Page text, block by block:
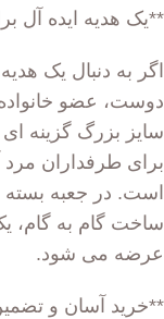
**یک هدیه ایده آل
اگر به دنبال یک
دوست، عضو
سایز بزرگ گزینه
برای طرفداران مرد
است. در جعبه بسته
ساخت گام به گام،
عرضه می شود.
**خرید آسان و